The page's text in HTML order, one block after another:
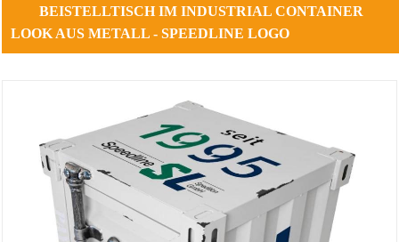
BEISTELLTISCHIM INDUSTRIAL CONTAINER
LOOK AUS METALL - SPEEDLINE LOGO